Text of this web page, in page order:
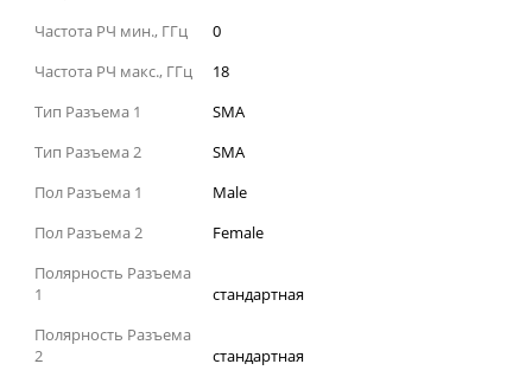
Частота РЧ мин., ГГц
0
Частота РЧ макс., ГГц
18
Тип Разъема 1
SMA
Тип Разъема 2
SMA
Пол Разъема 1
Male
Пол Разъема 2
Female
Полярность Разъема
1
стандартная
Полярность Разъема
2
стандартная